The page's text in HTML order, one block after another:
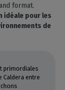
format.
idéale pour les
de
primordiales
Caldera entre